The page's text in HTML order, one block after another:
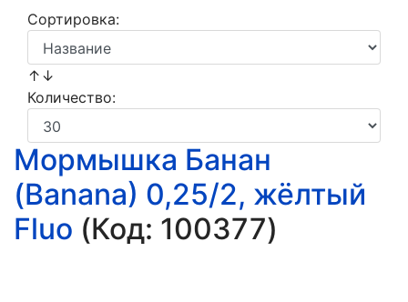
Сортировка:
↑↓
Количество:
Мормышка Банан
(Banana) 0,25/2, жёлтый
Fluo (Код: 100377)